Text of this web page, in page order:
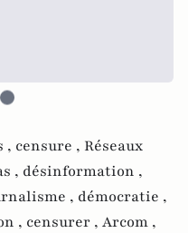
, censure , Réseaux
, désinformation ,
, démocratie ,
, censurer , Arcom ,